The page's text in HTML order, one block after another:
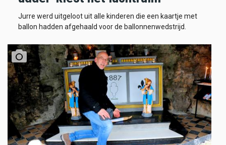
Jurre werd uitgeloot uit alle kinderen die een kaartje met
ballon hadden afgehaald voor de ballonnenwedstrijd.